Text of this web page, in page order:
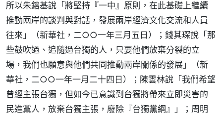
所以朱鎔基說「將堅持『一中』原則，在此基礎上繼續
推動兩岸的談判與對話，發展兩岸經濟文化交流和人員
往來」（新華社，二○○一年三月五日）；錢其琛說「那
些鼓吹過、追隨過台獨的人，只要他們放棄分裂的立
場，我們也願意與他們共同推動兩岸關係的發展」（新
華社，二○○一年一月二十四日）；陳雲林說「我們希望
曾經主張台獨，但如今已意識到台獨將帶來立即災害的
民進黨人，放棄台獨主張，廢除『台獨黨綱』」；周明